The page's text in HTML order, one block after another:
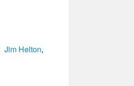
Jim Helton,